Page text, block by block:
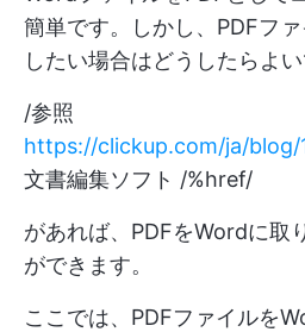
簡単です。しかし、PDFフ
したい場合はどうしたらよ
/参照
https://clickup.com/ja/
文書編集ソフト /%href/
があれば、PDFをWordに取
ができます。
ここでは、PDFファイルを